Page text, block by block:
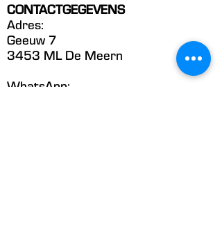
CONTACTGEGEVENS
Adres:
Geeuw 7
3453 ML De Meern
WhatsApp: